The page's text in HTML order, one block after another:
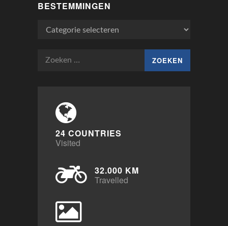
BESTEMMINGEN
Bestemmingen
Zoeken
24 COUNTRIES
Visited
32.000 KM
Travelled